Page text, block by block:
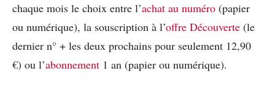
chaque mois le choix entre l’achat au numéro (papier
ou numérique), la souscription à l’offre Découverte (le
dernier n° + les deux prochains pour seulement 12,90
€) ou l’abonnement 1 an (papier ou numérique).